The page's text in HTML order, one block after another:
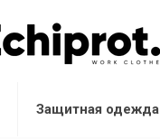
Защитная одежда